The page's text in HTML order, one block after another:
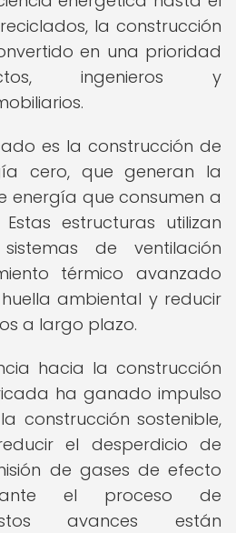
la construcción
en una prioridad
ingenieros y
es la construcción de
cero, que generan la
energía que consumen a
estructuras utilizan
de ventilación
térmico avanzado
ambiental y reducir
a largo plazo.
hacia la construcción
ha ganado impulso
construcción sostenible,
el desperdicio de
de gases de efecto
el proceso de
avances están